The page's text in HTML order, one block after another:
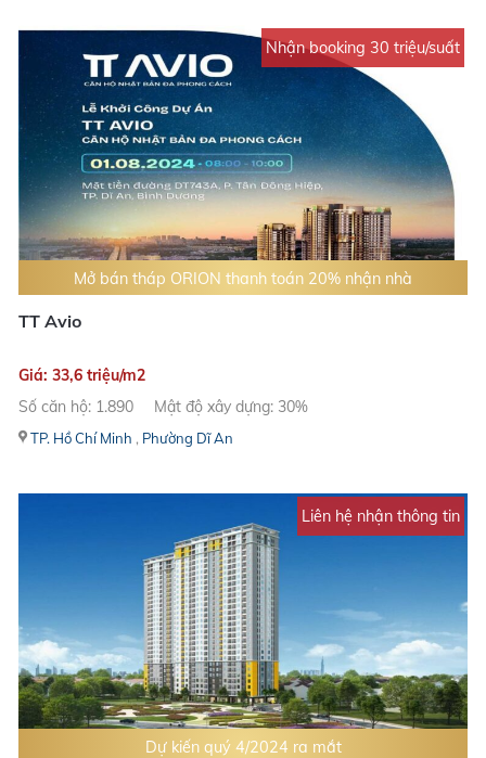
Nhận booking 30 triệu/suất
Mở bán tháp ORION thanh toán 20% nhận nhà
TT Avio
Giá: 33,6 triệu/m2
Số căn hộ: 1.890
Mật độ xây dựng: 30%
TP. Hồ Chí Minh , Phường Dĩ An
Liên hệ nhận thông tin
Dự kiến quý 4/2024 ra mắt